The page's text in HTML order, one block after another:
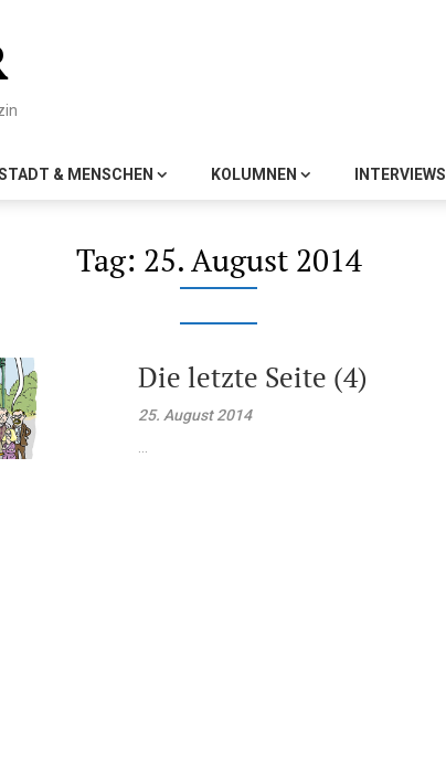
& MENSCHEN KOLUMNEN INTERVIEWS
Tag: 25. August 2014
Die letzte Seite (4)
25. August 2014